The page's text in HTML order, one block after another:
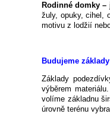
Rodinné domky –
žuly, opuky, cihel,
motivu z lodžií
Budujeme
Základy
výběrem
volíme základnu
úrovně terénu